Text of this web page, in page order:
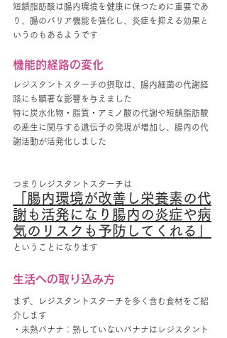
短鎖脂肪酸は腸内環境を健康に保つために重要であ
り、腸のバリア機能を強化し、炎症を抑える効果と
いうのもあるようです
機能的経路の変化
レジスタントスターチの摂取は、腸内細菌の代謝経
路にも顕著な影響を与えました
特に炭水化物・脂質・アミノ酸の代謝や短鎖脂肪酸
の産生に関与する遺伝子の発現が増加し、腸内の代
謝活動が活発化しました
つまりレジスタントスターチは
「腸内環境が改善し栄養素の代
謝も活発になり腸内の炎症や病
気のリスクも予防してくれる」
ということになります
生活への取り込み方
まず、レジスタントスターチを多く含む食材をご紹
介します
・未熟バナナ：熟していないバナナはレジスタント